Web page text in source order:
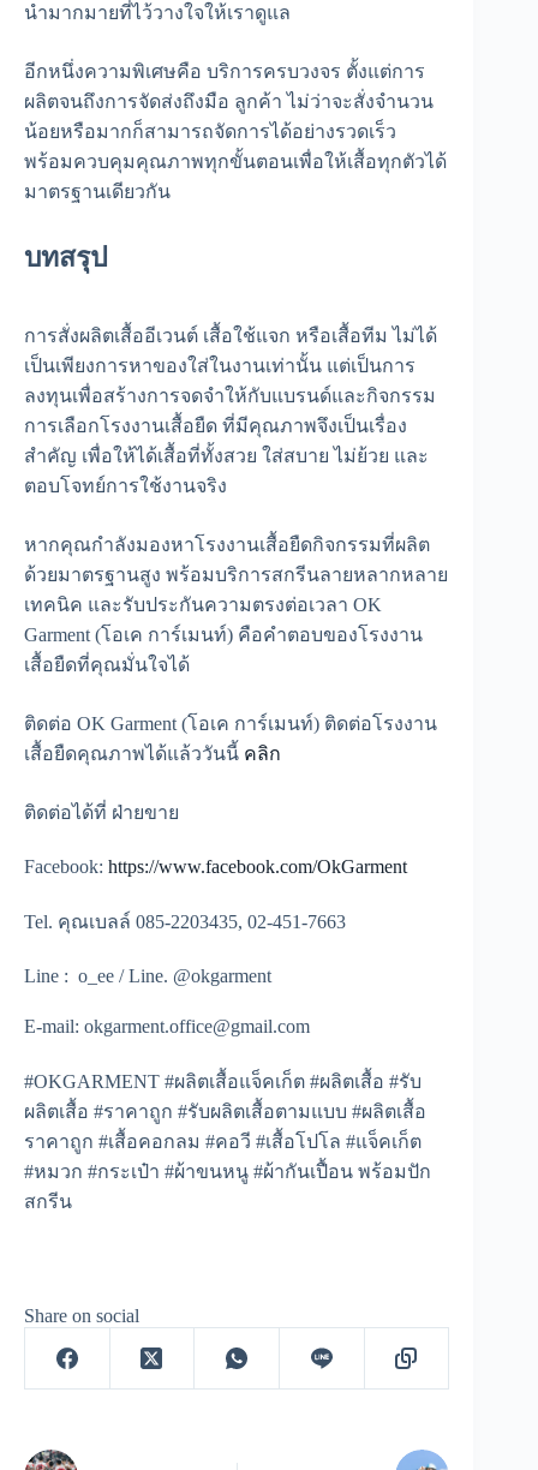
นำมากมายที่ไว้วางใจให้เราดูแล
อีกหนึ่งความพิเศษคือ บริการครบวงจร ตั้งแต่การ
ผลิตจนถึงการจัดส่งถึงมือ ลูกค้า ไม่ว่าจะสั่งจำนวน
น้อยหรือมากก็สามารถจัดการได้อย่างรวดเร็ว
พร้อมควบคุมคุณภาพทุกขั้นตอนเพื่อให้เสื้อทุกตัวได้
มาตรฐานเดียวกัน
บทสรุป
การสั่งผลิตเสื้ออีเวนต์ เสื้อใช้แจก หรือเสื้อทีม ไม่ได้
เป็นเพียงการหาของใส่ในงานเท่านั้น แต่เป็นการ
ลงทุนเพื่อสร้างการจดจำให้กับแบรนด์และกิจกรรม
การเลือกโรงงานเสื้อยืด ที่มีคุณภาพจึงเป็นเรื่อง
สำคัญ เพื่อให้ได้เสื้อที่ทั้งสวย ใส่สบาย ไม่ย้วย และ
ตอบโจทย์การใช้งานจริง
หากคุณกำลังมองหาโรงงานเสื้อยืดกิจกรรมที่ผลิต
ด้วยมาตรฐานสูง พร้อมบริการสกรีนลายหลากหลาย
เทคนิค และรับประกันความตรงต่อเวลา OK
Garment (โอเค การ์เมนท์) คือคำตอบของโรงงาน
เสื้อยืดที่คุณมั่นใจได้
ติดต่อ OK Garment (โอเค การ์เมนท์) ติดต่อโรงงาน
เสื้อยืดคุณภาพได้แล้ววันนี้ คลิก
ติดต่อได้ที่ ฝ่ายขาย
Facebook: https://www.facebook.com/OkGarment
Tel. คุณเบลล์ 085-2203435, 02-451-7663
Line : o_ee / Line. @okgarment
E-mail: okgarment.office@gmail.com
#OKGARMENT #ผลิตเสื้อแจ็คเก็ต #ผลิตเสื้อ #รับ
ผลิตเสื้อ #ราคาถูก #รับผลิตเสื้อตามแบบ #ผลิตเสื้อ
ราคาถูก #เสื้อคอกลม #คอวี #เสื้อโปโล #แจ็คเก็ต
#หมวก #กระเป๋า #ผ้าขนหนู #ผ้ากันเปื้อน พร้อมปัก
สกรีน
Share on social